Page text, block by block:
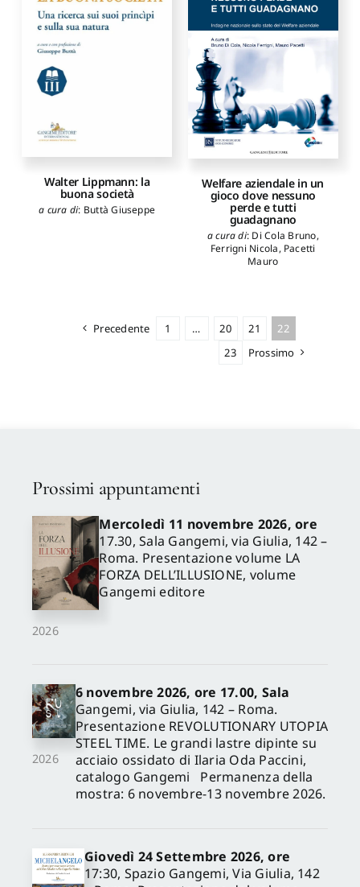
Walter Lippmann: la
buona società
a cura di: Buttà Giuseppe
Welfare aziendale in un
gioco dove nessuno
perde e tutti
guadagnano
a cura di: Di Cola Bruno,
Ferrigni Nicola, Pacetti
Mauro
Precedente 1 … 20 21
22
23
Prossimo
Prossimi appuntamenti
2026
Mercoledì 11 novembre 2026, ore
17.30, Sala Gangemi, via Giulia, 142 –
Roma. Presentazione volume LA
FORZA DELL’ILLUSIONE, volume
Gangemi editore
2026
6 novembre 2026, ore 17.00, Sala
Gangemi, via Giulia, 142 – Roma.
Presentazione REVOLUTIONARY UTOPIA
STEEL TIME. Le grandi lastre dipinte su
acciaio ossidato di Ilaria Oda Paccini,
catalogo Gangemi Permanenza della
mostra: 6 novembre-13 novembre 2026.
Giovedì 24 Settembre 2026, ore
17:30, Spazio Gangemi, Via Giulia, 142